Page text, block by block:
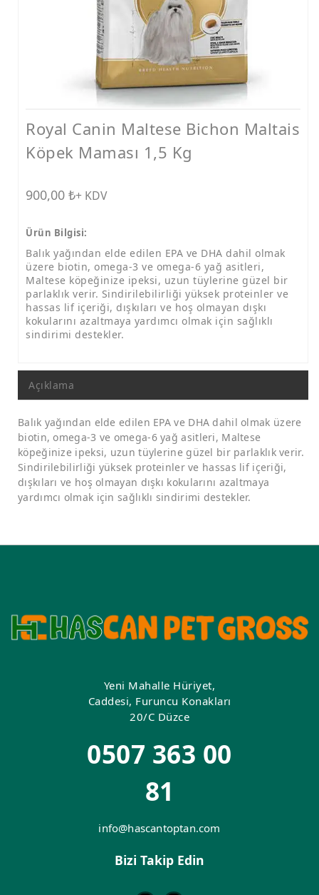
Ödül ve Kemikler
Tarak ve Makas
Mama ve Su Kapları
Tasmalar
Bakım Ürünleri
Tırmalamalar
Royal Canin Maltese Bichon Maltais
Köpek Maması 1,5 Kg
900,00 ₺+ KDV
Ürün Bilgisi:
Balık yağından elde edilen EPA ve DHA dahil olmak
üzere biotin, omega-3 ve omega-6 yağ asitleri,
Maltese köpeğinize ipeksi, uzun tüylerine güzel bir
parlaklık verir. Sindirilebilirliği yüksek proteinler ve
hassas lif içeriği, dışkıları ve hoş olmayan dışkı
kokularını azaltmaya yardımcı olmak için sağlıklı
sindirimi destekler.
Açıklama
Balık yağından elde edilen EPA ve DHA dahil olmak üzere
biotin, omega-3 ve omega-6 yağ asitleri, Maltese
köpeğinize ipeksi, uzun tüylerine güzel bir parlaklık verir.
Sindirilebilirliği yüksek proteinler ve hassas lif içeriği,
dışkıları ve hoş olmayan dışkı kokularını azaltmaya
yardımcı olmak için sağlıklı sindirimi destekler.
Yeni Mahalle Hüriyet,
Caddesi, Furuncu Konakları
20/C Düzce
0507 363 00
81
info@hascantoptan.com
Bizi Takip Edin